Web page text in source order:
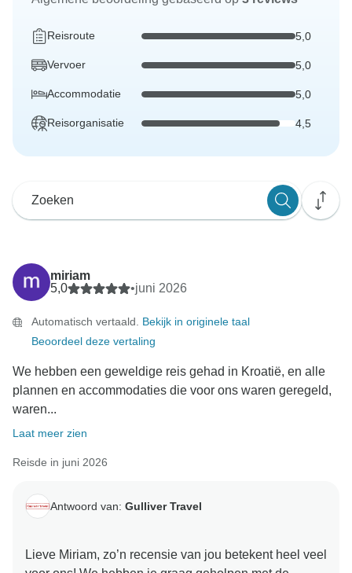
Reisroute 5,0
Vervoer 5,0
Accommodatie 5,0
Reisorganisatie 4,5
miriam
5,0
•juni 2026
Automatisch vertaald. Bekijk in originele taal
Beoordeel deze vertaling
We hebben een geweldige reis gehad in Kroatië, en alle
plannen en accommodaties die voor ons waren geregeld,
waren...
Laat meer zien
Reisde in juni 2026
Antwoord van: Gulliver Travel
Lieve Miriam, zo’n recensie van jou betekent heel veel